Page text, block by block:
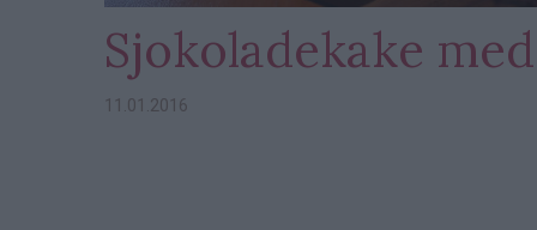
Sjokoladekake
11.01.2016